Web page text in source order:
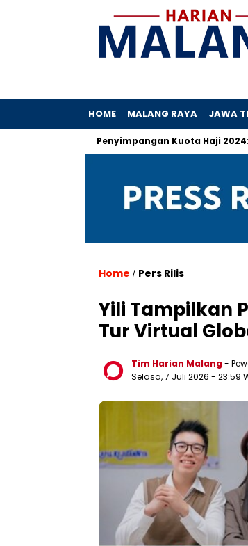
HOME MALANG RAYA JAWA
Penyimpangan Kuota Haji 2024: KPK
Home / Pers Rilis
Yili Tampilkan
Tur Virtual
Tim Harian Malang-
Selasa, 7 Juli 2026 - 23:59